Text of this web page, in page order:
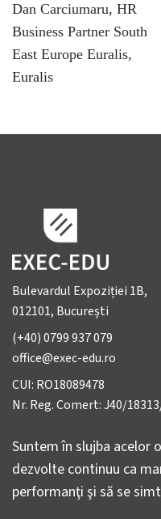
Dan Carciumaru, HR
Business Partner South
East Europe Euralis,
Euralis
Bulevardul Expoziției 1B,
012101, București
(+40) 0799 937 079
office@exec-edu.ro
CUI: RO18089478
Nr. Reg. Comert: J40/
Suntem în slujba acelor
dezvolte continuu ca
performanţi şi să se